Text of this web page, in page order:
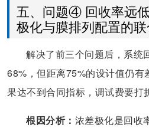
五、问题④ 回收率远
极化与膜排列配置的
解决了前三个问题后，系统
68%，但距离75%的设计值仍有
果达不到合同指标，调试费要打折
根因分析： 浓差极化是回收